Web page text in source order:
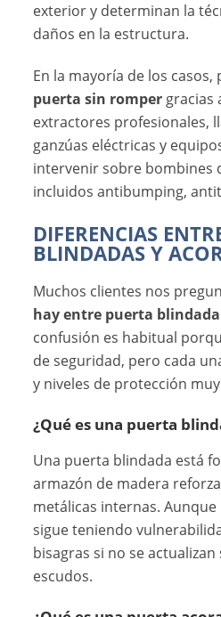
exterior y determinan la
daños en la estructura.
En la mayoría de los
puerta sin rompergracias
extractores profesionales,
ganzúas eléctricas y
intervenir sobre bombines
incluidos antibumping,
DIFERENCIAS
BLINDADAS Y
Muchos clientes nos
hay entre puerta
confusión es habitual
de seguridad, pero cada
y niveles de protección
¿Qué es una puerta
Una puerta blindada está
armazón de madera
metálicas internas.
sigue teniendo
bisagras si no se
escudos.